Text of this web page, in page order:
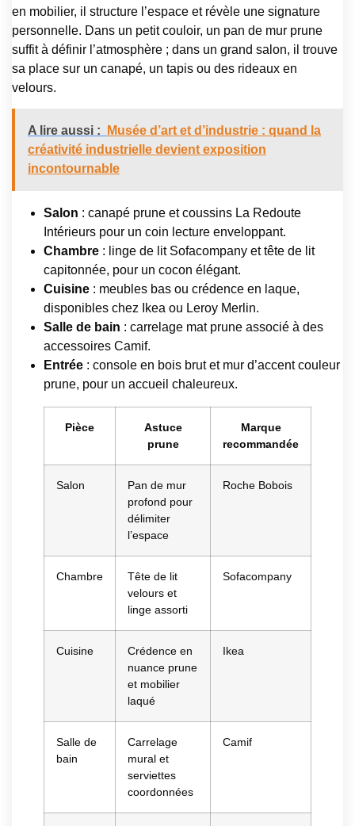
en mobilier, il structure l’espace et révèle une signature
personnelle. Dans un petit couloir, un pan de mur prune
suffit à définir l’atmosphère ; dans un grand salon, il trouve
sa place sur un canapé, un tapis ou des rideaux en
velours.
A lire aussi :
Musée d’art et d’industrie : quand la
créativité industrielle devient exposition
incontournable
Salon : canapé prune et coussins La Redoute
Intérieurs pour un coin lecture enveloppant.
Chambre : linge de lit Sofacompany et tête de lit
capitonnée, pour un cocon élégant.
Cuisine : meubles bas ou crédence en laque,
disponibles chez Ikea ou Leroy Merlin.
Salle de bain : carrelage mat prune associé à des
accessoires Camif.
Entrée : console en bois brut et mur d’accent couleur
prune, pour un accueil chaleureux.
Pièce
Astuce
prune
Marque
recommandée
Salon
Pan de mur
profond pour
délimiter
l’espace
Roche Bobois
Chambre
Tête de lit
velours et
linge assorti
Sofacompany
Cuisine
Crédence en
nuance prune
et mobilier
laqué
Ikea
Salle de
bain
Carrelage
mural et
serviettes
coordonnées
Camif